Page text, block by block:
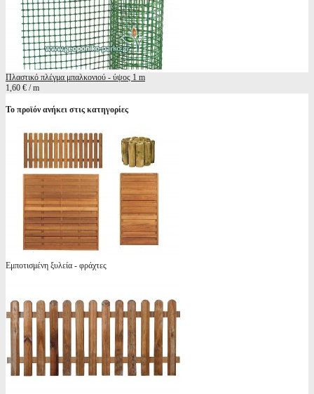
Πλαστικό πλέγμα μπαλκονιού - ύψος 1 m
1,60 € / m
Το προϊόν ανήκει στις κατηγορίες
Εμποτισμένη ξυλεία - φράχτες